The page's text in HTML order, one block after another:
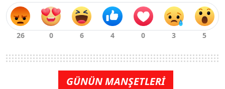
GÜNÜN MANŞETLERİ